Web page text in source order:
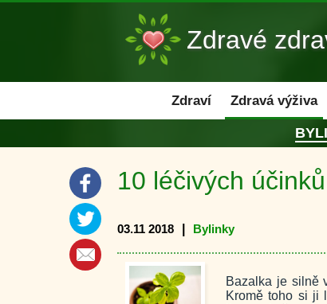
Zdravé
Zdraví Zdravá výživa
10 léčivých
03.11 2018 Bylinky
Bazalka je silně
Kromě toho si ji